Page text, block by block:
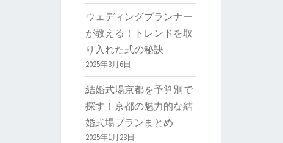
ウェディングプランナー
が教える！トレンドを取
り入れた式の秘訣
2025年3月6日
結婚式場京都を予算別で
探す！京都の魅力的な結
婚式場プランまとめ
2025年1月23日